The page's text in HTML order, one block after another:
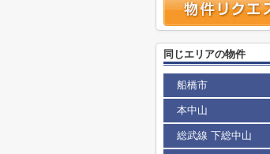
同じエリアの物件
船橋市
本中山
総武線 下総中山